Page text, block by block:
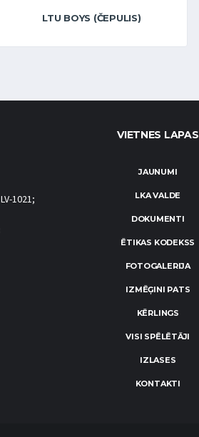
LTU BOYS (ČEPULIS)
1021;
VIETNES LAPAS
JAUNUMI
LKA VALDE
DOKUMENTI
ĒTIKAS KODEKSS
FOTOGALERIJA
IZMĒĢINI PATS
KĒRLINGS
VISI SPĒLĒTĀJI
IZLASES
KONTAKTI